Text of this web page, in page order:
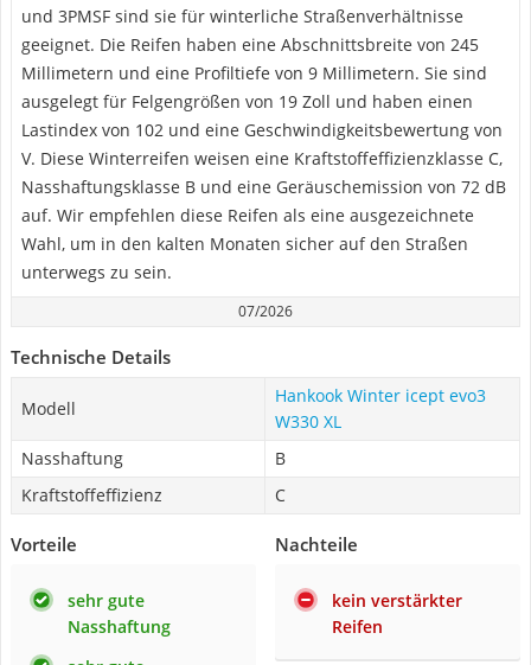
und 3PMSF sind sie für winterliche Straßenverhältnisse
geeignet. Die Reifen haben eine Abschnittsbreite von 245
Millimetern und eine Profiltiefe von 9 Millimetern. Sie sind
ausgelegt für Felgengrößen von 19 Zoll und haben einen
Lastindex von 102 und eine Geschwindigkeitsbewertung von
V. Diese Winterreifen weisen eine Kraftstoffeffizienzklasse C,
Nasshaftungsklasse B und eine Geräuschemission von 72 dB
auf. Wir empfehlen diese Reifen als eine ausgezeichnete
Wahl, um in den kalten Monaten sicher auf den Straßen
unterwegs zu sein.
07/2026
Technische Details
Modell
Hankook Winter icept evo3
W330 XL
Nasshaftung
B
Kraftstoffeffizienz
C
Vorteile
sehr gute
Nasshaftung
Nachteile
kein verstärkter
Reifen